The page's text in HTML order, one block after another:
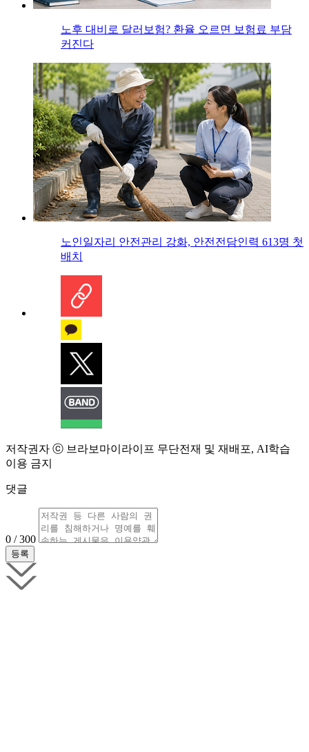
노후 대비로 달러보험? 환율 오르면 보험료 부담
커진다
노인일자리 안전관리 강화, 안전전담인력 613명 첫
배치
저작권자 ⓒ 브라보마이라이프 무단전재 및 재배포, AI학습
이용 금지
댓글
0 / 300